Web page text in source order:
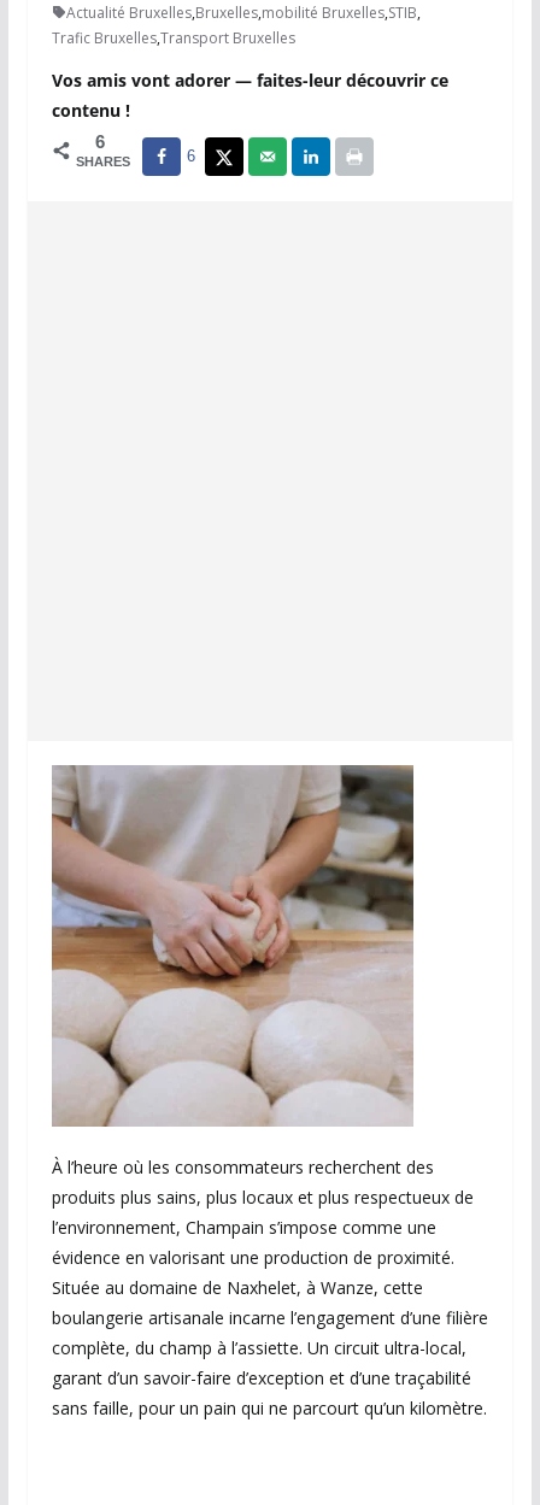
Actualité Bruxelles,Bruxelles,mobilité Bruxelles,STIB,
Trafic Bruxelles,Transport Bruxelles
Vos amis vont adorer — faites-leur découvrir ce
contenu !
6
SHARES 6
À l’heure où les consommateurs recherchent des
produits plus sains, plus locaux et plus respectueux de
l’environnement, Champain s’impose comme une
évidence en valorisant une production de proximité.
Située au domaine de Naxhelet, à Wanze, cette
boulangerie artisanale incarne l’engagement d’une filière
complète, du champ à l’assiette. Un circuit ultra-local,
garant d’un savoir-faire d’exception et d’une traçabilité
sans faille, pour un pain qui ne parcourt qu’un kilomètre.